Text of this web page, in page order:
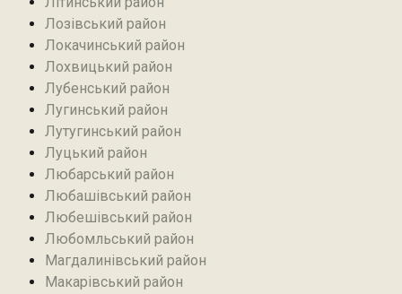
Лозівський район
Локачинський район
Лохвицький район
Лубенський район
Лугинський район‎
Лутугинський район
Луцький район
Любарський район‎
Любашівський район‎
Любешівський район
Любомльський район
Магдалинівський район
Макарівський район